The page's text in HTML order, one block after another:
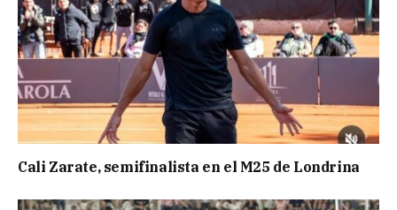
Cali Zarate, semifinalista en el M25 de Londrina